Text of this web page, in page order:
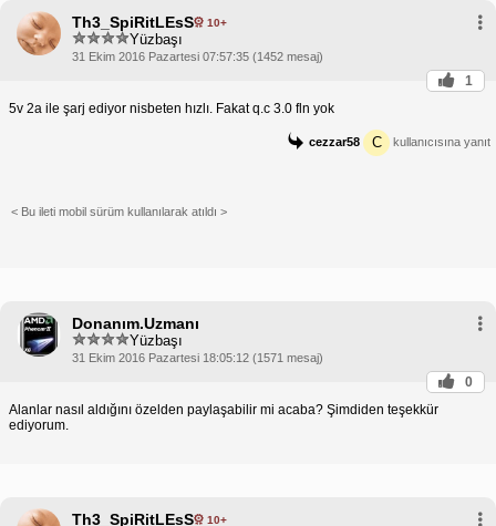
Th3_SpiRitLEsS 10+
Yüzbaşı
31 Ekim 2016 Pazartesi 07:57:35 (1452 mesaj)
1
5v 2a ile şarj ediyor nisbeten hızlı. Fakat q.c 3.0 fln yok
cezzar58 C kullanıcısına yanıt
< Bu ileti mobil sürüm kullanılarak atıldı >
Donanım.Uzmanı
Yüzbaşı
31 Ekim 2016 Pazartesi 18:05:12 (1571 mesaj)
0
Alanlar nasıl aldığını özelden paylaşabilir mi acaba? Şimdiden teşekkür
ediyorum.
Th3_SpiRitLEsS 10+